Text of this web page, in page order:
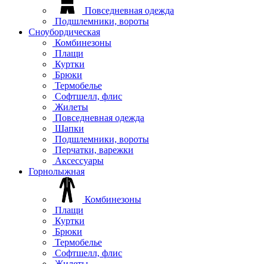
Повседневная одежда
Подшлемники, вороты
Сноубордическая
Комбинезоны
Плащи
Куртки
Брюки
Термобелье
Софтшелл, флис
Жилеты
Повседневная одежда
Шапки
Подшлемники, вороты
Перчатки, варежки
Аксессуары
Горнолыжная
Комбинезоны
Плащи
Куртки
Брюки
Термобелье
Софтшелл, флис